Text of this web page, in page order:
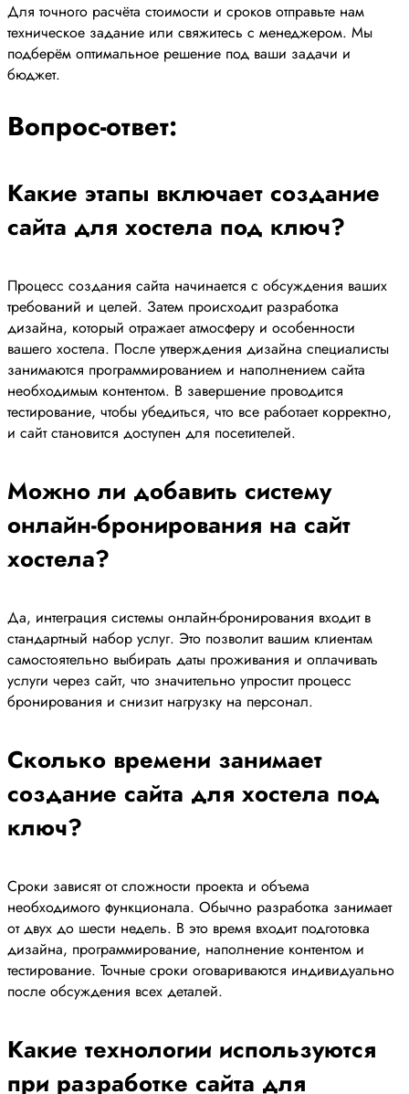
Для точного расчёта стоимости и сроков отправьте нам
техническое задание или свяжитесь с менеджером. Мы
подберём оптимальное решение под ваши задачи и
бюджет.
Вопрос-ответ:
Какие этапы включает создание
сайта для хостела под ключ?
Процесс создания сайта начинается с обсуждения ваших
требований и целей. Затем происходит разработка
дизайна, который отражает атмосферу и особенности
вашего хостела. После утверждения дизайна специалисты
занимаются программированием и наполнением сайта
необходимым контентом. В завершение проводится
тестирование, чтобы убедиться, что все работает корректно,
и сайт становится доступен для посетителей.
Можно ли добавить систему
онлайн-бронирования на сайт
хостела?
Да, интеграция системы онлайн-бронирования входит в
стандартный набор услуг. Это позволит вашим клиентам
самостоятельно выбирать даты проживания и оплачивать
услуги через сайт, что значительно упростит процесс
бронирования и снизит нагрузку на персонал.
Сколько времени занимает
создание сайта для хостела под
ключ?
Сроки зависят от сложности проекта и объема
необходимого функционала. Обычно разработка занимает
от двух до шести недель. В это время входит подготовка
дизайна, программирование, наполнение контентом и
тестирование. Точные сроки оговариваются индивидуально
после обсуждения всех деталей.
Какие технологии используются
при разработке сайта для